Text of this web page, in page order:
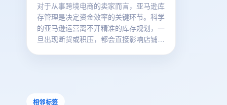
对于从事跨境电商的卖家而言，亚马逊库
存管理是决定资金效率的关键环节。科学
的亚马逊运营离不开精准的库存规划，一
旦出现断货或积压，都会直接影响店铺排
相邻标签